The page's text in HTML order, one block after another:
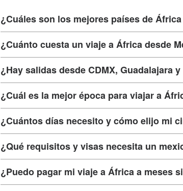
¿Cuáles son los mejores países de
¿Cuánto cuesta un viaje a África desde
¿Hay salidas desde CDMX, Guadalajara
¿Cuál es la mejor época para viajar a
¿Cuántos días necesito y cómo elijo mi
¿Qué requisitos y visas necesita un
¿Puedo pagar mi viaje a África a meses